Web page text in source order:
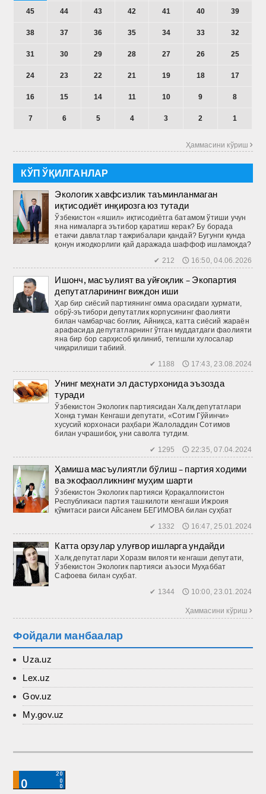
45 44 43 42 41 40 39
38 37 36 35 34 33 32
31 30 29 28 27 26 25
24 23 22 21 19 18 17
16 15 14 11 10 9 8
7 6 5 4 3 2 1
Ҳаммасини кўриш 
КЎП ЎҚИЛГАНЛАР
Экологик хавфсизлик таъминланмаган
иқтисодиёт инқирозга юз тутади
Ўзбекистон «яшил» иқтисодиётга батамом ўтиши учун
яна нималарга эътибор қаратиш керак? Бу борада
етакчи давлатлар тажрибалари қандай? Бугунги кунда
қонун ижодкорлиги қай даражада шаффоф ишламоқда?
✔ 212 🕔 16:50, 04.06.2026
Ишонч, масъулият ва уйғоқлик – Экопартия
депутатларининг виждон иши
Ҳар бир сиёсий партиянинг омма орасидаги ҳурмати,
обрў-эътибори депутатлик корпусининг фаолияти
билан чамбарчас боғлиқ. Айниқса, катта сиёсий жараён
арафасида депутатларнинг ўтган муддатдаги фаолияти
яна бир бор сарҳисоб қилиниб, тегишли хулосалар
чиқарилиши табиий.
✔ 1188 🕔 17:43, 23.08.2024
Унинг меҳнати эл дастурхонида эъзозда
туради
Ўзбекистон Экологик партиясидан Халқ депутатлари
Хонқа туман Кенгаши депутати, «Сотим Гўйинчи»
хусусий корхонаси раҳбари Жалоладдин Сотимов
билан учрашибоқ, уни саволга тутдим.
✔ 1295 🕔 22:35, 07.04.2024
Ҳамиша масъулиятли бўлиш – партия ходими
ва экофаолликнинг муҳим шарти
Ўзбекистон Экологик партияси Қорақалпоғистон
Республикаси партия ташкилоти кенгаши Ижроия
қўмитаси раиси Айсaнeм БЕГИМОВА билан суҳбат
✔ 1332 🕔 16:47, 25.01.2024
Катта орзулар улуғвор ишларга ундайди
Халқ депутатлари Хоразм вилояти кенгаши депутати,
Ўзбекис­тон Экологик партияси аъзоси Муҳаббат
Сафоева билан суҳбат.
✔ 1344 🕔 10:00, 23.01.2024
Ҳаммасини кўриш 
Фойдали манбаалар
Uza.uz
Lex.uz
Gov.uz
My.gov.uz